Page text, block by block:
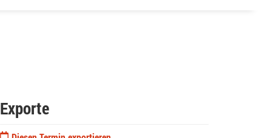
Exporte